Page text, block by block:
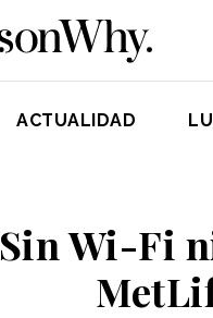
ACTUALIDAD
Sin Wi-Fi